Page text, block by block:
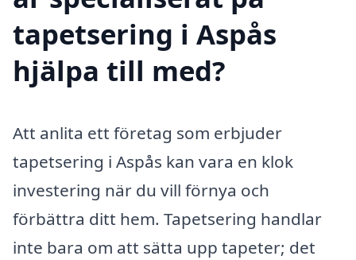
tapetsering i Aspås
hjälpa till med?
Att anlita ett företag som erbjuder
tapetsering i Aspås kan vara en klok
investering när du vill förnya och
förbättra ditt hem. Tapetsering handlar
inte bara om att sätta upp tapeter; det